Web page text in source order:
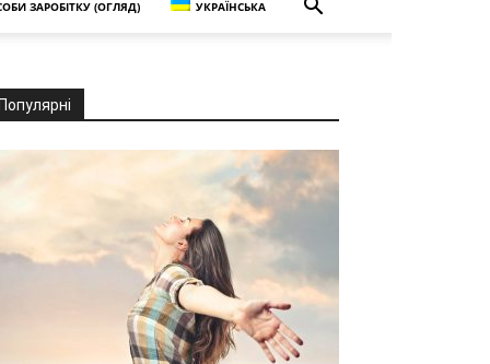
ЗАРОБІТКУ (ОГЛЯД) УКРАЇНСЬКА
Популярні